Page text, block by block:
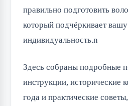
правильно подготовить
который подчёркивает вашу
индивидуальность.n
Здесь собраны подробные
инструкции, исторические
года и практические